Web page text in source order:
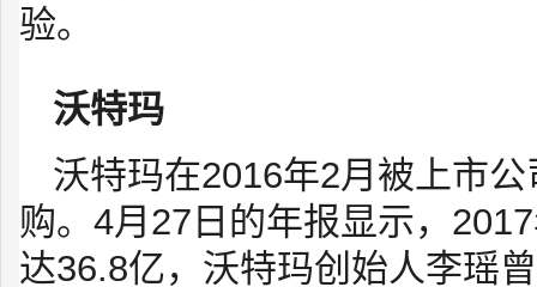
验。
沃特玛
沃特玛在2016年2月被上市
购。4月27日的年报显示，
达36.8亿，沃特玛创始人李瑶